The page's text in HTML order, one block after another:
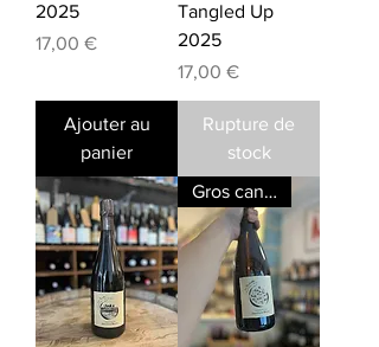
2025
Prix
17,00 €
Ajouter au
panier
Tangled Up
2025
Prix
17,00 €
Rupture de
stock
Gros canon